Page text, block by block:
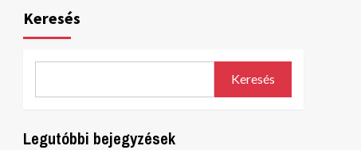
Keresés
Keresés
Legutóbbi bejegyzések